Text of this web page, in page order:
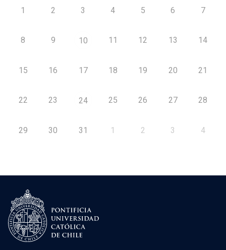
1 2 3 4 5 6 7
8 9 10 11 12 13 14
15 16 17 18 19 20 21
22 23 24 25 26 27 28
29 30 31 1 2 3 4